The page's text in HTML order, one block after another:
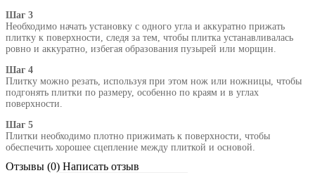
Шаг 3
Необходимо начать установку с одного угла и аккуратно прижать
плитку к поверхности, следя за тем, чтобы плитка устанавливалась
ровно и аккуратно, избегая образования пузырей или морщин.
Шаг 4
Плитку можно резать, используя при этом нож или ножницы, чтобы
подгонять плитки по размеру, особенно по краям и в углах
поверхности.
Шаг 5
Плитки необходимо плотно прижимать к поверхности, чтобы
обеспечить хорошее сцепление между плиткой и основой.
Отзывы (0) Написать отзыв